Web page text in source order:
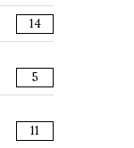
14
5
11